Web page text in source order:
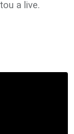
a live.